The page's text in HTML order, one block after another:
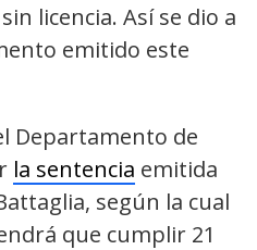
licencia. Así se dio a
emitido este
Departamento de
la sentencia emitida
según la cual
que cumplir 21